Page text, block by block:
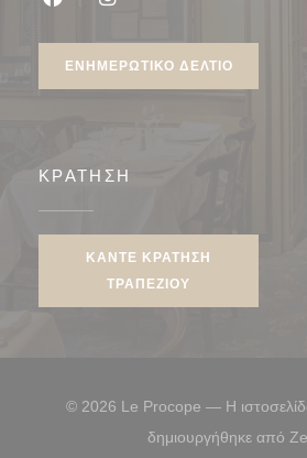
ΕΝΗΜΕΡΩΤΙΚΌ ΔΕΛΤΊΟ
ΚΡΆΤΗΣΗ
ΚΆΝΤΕ ΚΡΆΤΗΣΗ
ΤΡΑΠΕΖΙΟΎ
© 2026 Le Procope — Η
δημιουργήθηκε από